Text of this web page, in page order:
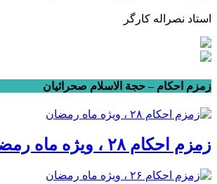
استاد نصراله کارگر
زمزم احکام – حجة الاسلام صحرائیان
زمزم احکام ۲۸ ، ویژه ماه رمضان